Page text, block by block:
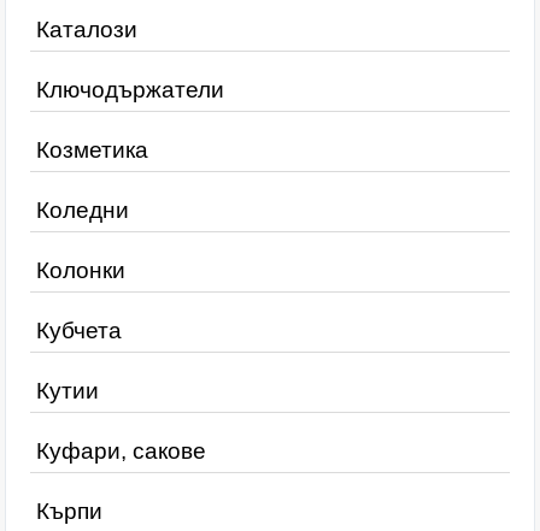
Каталози
Ключодържатели
Козметика
Коледни
Колонки
Кубчета
Кутии
Куфари, сакове
Кърпи